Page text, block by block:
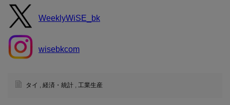
WeeklyWiSE_bk
wisebkcom
タイ 経済・統計 工業生産